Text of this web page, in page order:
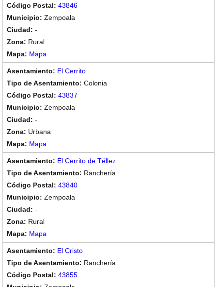
43846
Zempoala
-
Rural
Mapa
El Cerrito
Colonia
43837
Zempoala
-
Urbana
Mapa
El Cerrito de Téllez
Ranchería
43840
Zempoala
-
Rural
Mapa
El Cristo
Ranchería
43855